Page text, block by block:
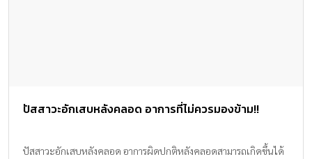
ปัสสาวะอักเสบหลังคลอด อาการที่ไม่ควรมองข้าม!!
ปัสสาวะอักเสบหลังคลอด อาการผิดปกติหลังคลอดสามารถเกิดขึ้นได้